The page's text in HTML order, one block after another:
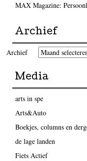
MAX Magazine:
Archief
Archief
Media
arts in spe
Arts&Auto
Boekjes, columns en
de lage landen
Fiets Actief